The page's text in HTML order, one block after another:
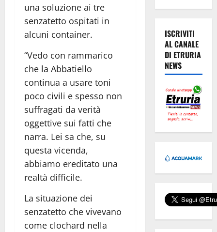
una soluzione ai tre
senzatetto ospitati in
alcuni container.
“Vedo con rammarico
che la Abbatiello
continua a usare toni
poco civili e spesso non
suffragati da verità
oggettive sui fatti che
narra. Lei sa che, su
questa vicenda,
abbiamo ereditato una
realtà difficile.
La situazione dei
senzatetto che vivevano
come clochard nella
ISCRIVITI
AL CANALE
DI ETRURIA
NEWS